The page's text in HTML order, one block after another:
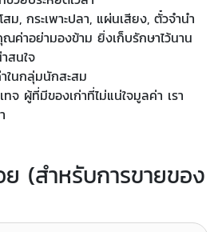
สม, กระเพาะปลา, แผ่นเสียง, ตั๋วจำนำ
ค่าอย่ามองข้าม ยิ่งเก็บรักษาไว้นาน
สนใจ
ในกลุ่มนักสะสม
จ ผู้ที่มีของเก่าที่ไม่แน่ใจมูลค่า เรา
(สำหรับการขายของ